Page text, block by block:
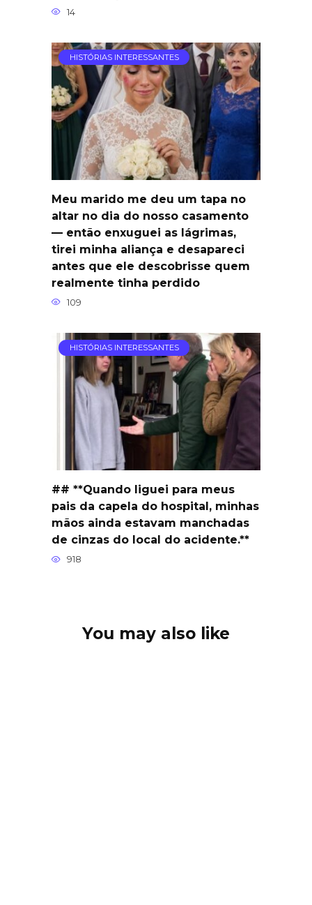
14
HISTÓRIAS INTERESSANTES
Meu marido me deu um tapa no
altar no dia do nosso casamento
— então enxuguei as lágrimas,
tirei minha aliança e desapareci
antes que ele descobrisse quem
realmente tinha perdido
109
HISTÓRIAS INTERESSANTES
## **Quando liguei para meus
pais da capela do hospital, minhas
mãos ainda estavam manchadas
de cinzas do local do acidente.**
918
You may also like